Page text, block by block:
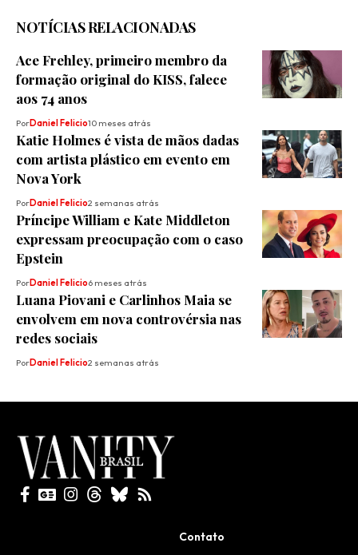
NOTÍCIAS RELACIONADAS
Ace Frehley, primeiro membro da
formação original do KISS, falece
aos 74 anos
PorDaniel Felicio10 meses atrás
Katie Holmes é vista de mãos dadas
com artista plástico em evento em
Nova York
PorDaniel Felicio2 semanas atrás
Príncipe William e Kate Middleton
expressam preocupação com o caso
Epstein
PorDaniel Felicio6 meses atrás
Luana Piovani e Carlinhos Maia se
envolvem em nova controvérsia nas
redes sociais
PorDaniel Felicio2 semanas atrás
Contato